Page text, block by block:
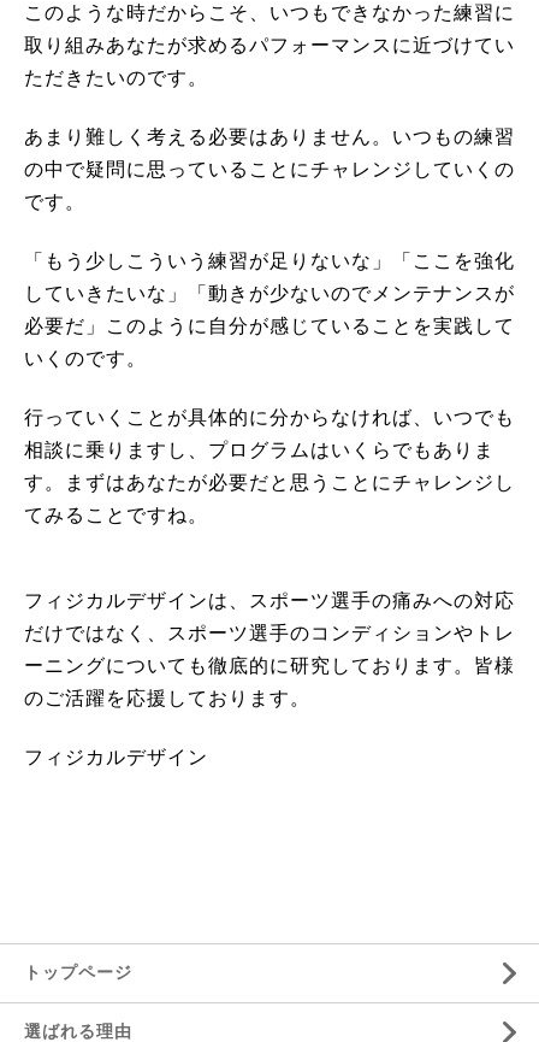
このような時だからこそ、いつもできなかった練習に
取り組みあなたが求めるパフォーマンスに近づけてい
ただきたいのです。
あまり難しく考える必要はありません。いつもの練習
の中で疑問に思っていることにチャレンジしていくの
です。
「もう少しこういう練習が足りないな」「ここを強化
していきたいな」「動きが少ないのでメンテナンスが
必要だ」このように自分が感じていることを実践して
いくのです。
行っていくことが具体的に分からなければ、いつでも
相談に乗りますし、プログラムはいくらでもありま
す。まずはあなたが必要だと思うことにチャレンジし
てみることですね。
フィジカルデザインは、スポーツ選手の痛みへの対応
だけではなく、スポーツ選手のコンディションやトレ
ーニングについても徹底的に研究しております。皆様
のご活躍を応援しております。
フィジカルデザイン
トップページ
選ばれる理由